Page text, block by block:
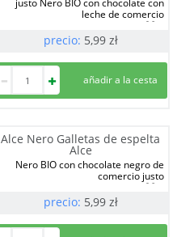
justo Nero BIO con chocolate con
leche de comercio
28 g
precio: 5,99 zł
Alce Nero Galletas de espelta
Alce
Nero BIO con chocolate negro de
comercio justo
28 g
precio: 5,99 zł